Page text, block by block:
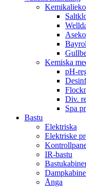
Aseko
Bayrol
Kemiska
pH-
Div.
Spa
Bastu
Elektriska
Elektriske
IR-bastu
Ånga